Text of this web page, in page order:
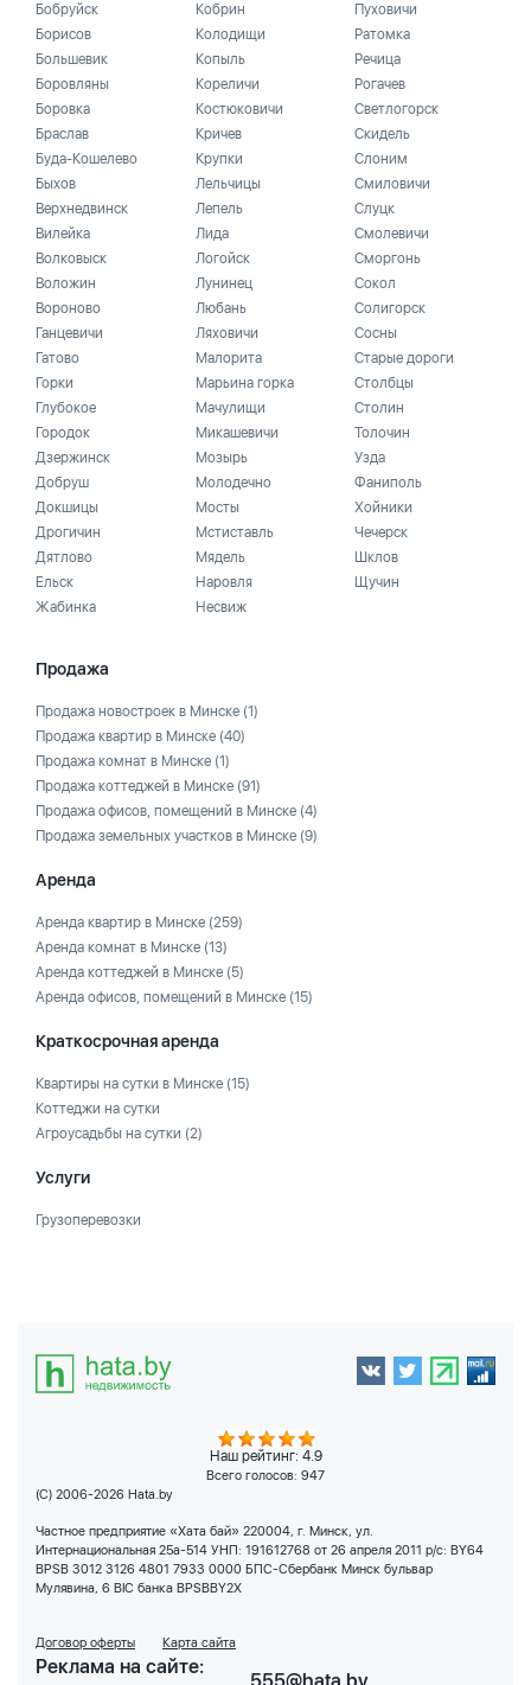
Бобруйск
Борисов
Большевик
Боровляны
Боровка
Браслав
Буда-Кошелево
Быхов
Верхнедвинск
Вилейка
Волковыск
Воложин
Вороново
Ганцевичи
Гатово
Горки
Глубокое
Городок
Дзержинск
Добруш
Докшицы
Дрогичин
Дятлово
Ельск
Жабинка
Кобрин
Колодищи
Копыль
Кореличи
Костюковичи
Кричев
Крупки
Лельчицы
Лепель
Лида
Логойск
Лунинец
Любань
Ляховичи
Малорита
Марьина горка
Мачулищи
Микашевичи
Мозырь
Молодечно
Мосты
Мстиставль
Мядель
Наровля
Несвиж
Пуховичи
Ратомка
Речица
Рогачев
Светлогорск
Скидель
Слоним
Смиловичи
Слуцк
Смолевичи
Сморгонь
Сокол
Солигорск
Сосны
Старые дороги
Столбцы
Столин
Толочин
Узда
Фаниполь
Хойники
Чечерск
Шклов
Щучин
Продажа
Продажа новостроек в Минске (1)
Продажа квартир в Минске (40)
Продажа комнат в Минске (1)
Продажа коттеджей в Минске (91)
Продажа офисов, помещений в Минске (4)
Продажа земельных участков в Минске (9)
Аренда
Аренда квартир в Минске (259)
Аренда комнат в Минске (13)
Аренда коттеджей в Минске (5)
Аренда офисов, помещений в Минске (15)
Краткосрочная аренда
Квартиры на сутки в Минске (15)
Коттеджи на сутки
Агроусадьбы на сутки (2)
Услуги
Грузоперевозки
Наш рейтинг: 4.9
Всего голосов: 947
(C) 2006-2026 Hata.by
Частное предприятие «Хата бай» 220004, г. Минск, ул.
Интернациональная 25а-514 УНП: 191612768 от 26 апреля 2011 р/с: BY64
BPSB 3012 3126 4801 7933 0000 БПС-Сбербанк Минск бульвар
Мулявина, 6 BIC банка BPSBBY2X
Договор оферты Карта сайта
Реклама на сайте: